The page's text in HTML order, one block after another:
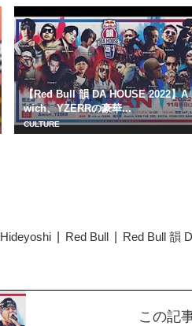
【Red Bull 韻 DA HOUSE 2022】A
wich、YZERRの豪華...
CULTURE
Hideyoshi Red Bull Red Bull 韻
この記